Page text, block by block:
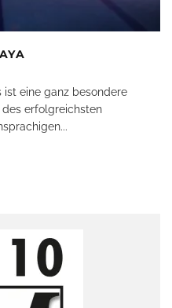
ist eine ganz besondere
des erfolgreichsten
...